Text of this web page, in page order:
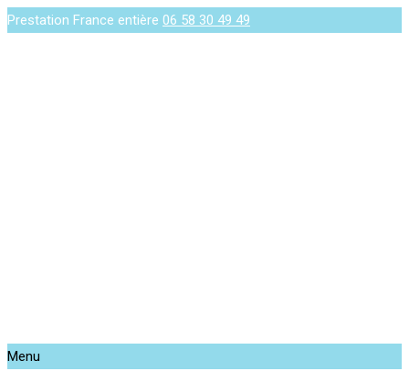
Prestation France entière 06 58 30 49 49
Menu